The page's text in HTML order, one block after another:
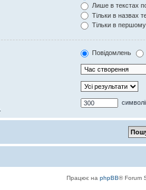
Лише в текстах
Тільки в назвах
Тільки в
Повідомлень
Працює на phpBB® Forum